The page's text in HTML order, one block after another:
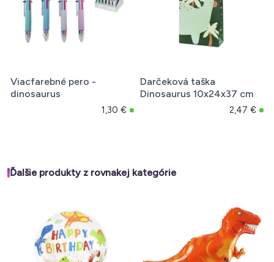
Viacfarebné pero -
dinosaurus
1,30 €
Darčeková taška
Dinosaurus 10x24x37 cm
2,47 €
Ďalšie produkty z rovnakej kategórie